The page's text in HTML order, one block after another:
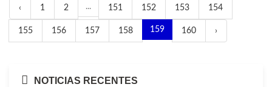
‹ 1 2 ... 151 152 153 154
155 156 157 158 159 160 ›
NOTICIAS RECENTES